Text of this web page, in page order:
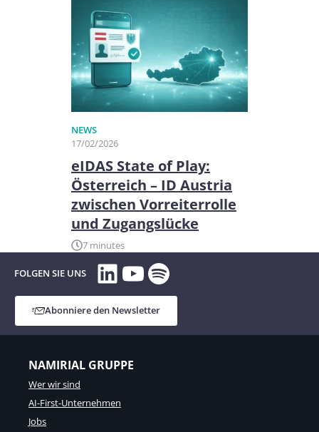
NEWS
17/02/2026
eIDAS State of Play:
Österreich – ID Austria
zwischen Vorreiterrolle
und Zugangslücke
7 minutes
FOLGEN SIE UNS LinkedIn
YouTube
Spotify
Abonniere den Newsletter
NAMIRIAL GRUPPE
Wer wir sind
AI-First-Unternehmen
Jobs